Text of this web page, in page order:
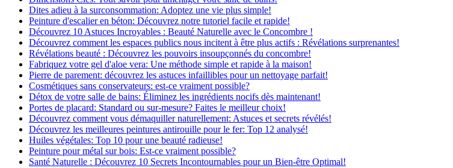
Dites adieu à la surconsommation: Adoptez une vie plus simple!
Peinture d'escalier en béton: Découvrez notre tutoriel facile et rapide!
Découvrez 10 Astuces Incroyables : Beauté Naturelle avec le Concombre !
Découvrez comment les espaces publics nous incitent à être plus actifs : Révélations surprenantes!
Révélations beauté : Découvrez les pouvoirs insoupçonnés du concombre!
Fabriquez votre gel d'aloe vera: Une méthode simple et rapide à la maison!
Pierre de parement: découvrez les astuces infaillibles pour un nettoyage parfait!
Cosmétiques sans conservateurs: est-ce vraiment possible?
Détox de votre salle de bains: Éliminez les ingrédients nocifs dès maintenant!
Portes de placard: Standard ou sur-mesure? Faites le meilleur choix!
Découvrez comment vous démaquiller naturellement: Astuces et secrets révélés!
Découvrez les meilleures peintures antirouille pour le fer: Top 12 analysé!
Huiles végétales: Top 10 pour une beauté radieuse!
Peinture pour métal sur bois: Est-ce vraiment possible?
Santé Naturelle : Découvrez 10 Secrets Incontournables pour un Bien-être Optimal!